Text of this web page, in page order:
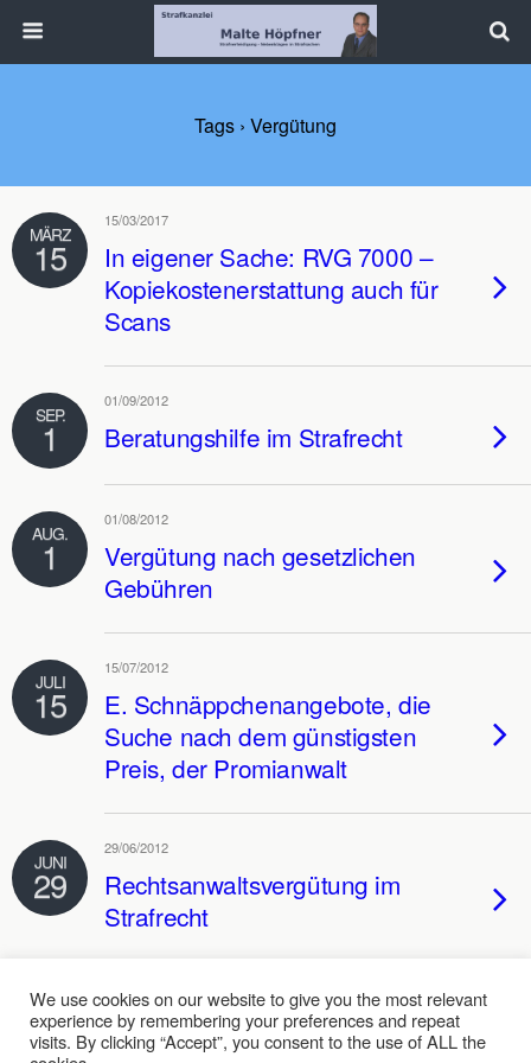
Tags › Vergütung
MÄRZ
15
15/03/2017
In eigener Sache: RVG 7000 –
Kopiekostenerstattung auch für
Scans
SEP.
1
01/09/2012
Beratungshilfe im Strafrecht
AUG.
1
01/08/2012
Vergütung nach gesetzlichen
Gebühren
JULI
15
15/07/2012
E. Schnäppchenangebote, die
Suche nach dem günstigsten
Preis, der Promianwalt
JUNI
29
29/06/2012
Rechtsanwaltsvergütung im
Strafrecht
Zum Seitenanfang
We use cookies on our website to give you the most relevant
experience by remembering your preferences and repeat
visits. By clicking “Accept”, you consent to the use of ALL the